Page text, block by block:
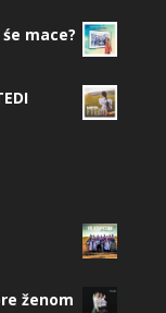
mace?
ženom